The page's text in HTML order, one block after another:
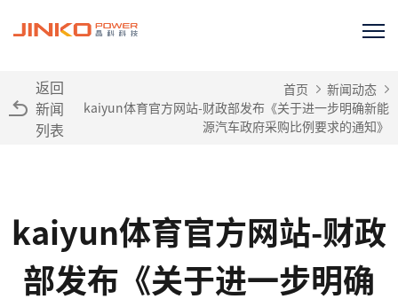
返回
新闻
列表
首页
新闻动态
kaiyun体育官方网站-财政部发布《关于进一步明确新能
源汽车政府采购比例要求的通知》
kaiyun体育官方网站-财政
部发布《关于进一步明确